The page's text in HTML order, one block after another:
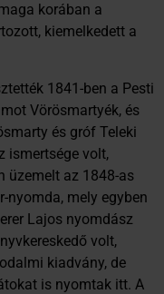
korában a
kiemelkedett a
1841-ben a Pesti
Vörösmartyék, és
és gróf Teleki
ismertsége volt,
üzemelt az 1848-as
nyomda, mely egyben
Lajos nyomdász
volt,
kiadvány, de
is nyomtak itt. A